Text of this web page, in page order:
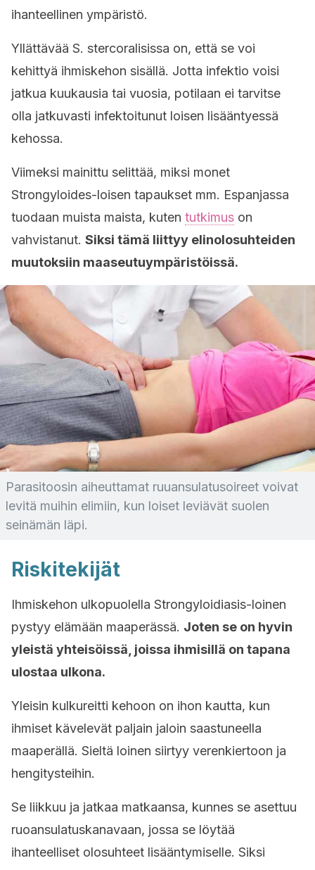
ihanteellinen ympäristö.
Yllättävää S. stercoralisissa on, että se voi
kehittyä ihmiskehon sisällä. Jotta infektio voisi
jatkua kuukausia tai vuosia, potilaan ei tarvitse
olla jatkuvasti infektoitunut loisen lisääntyessä
kehossa.
Viimeksi mainittu selittää, miksi monet
Strongyloides-loisen tapaukset mm. Espanjassa
tuodaan muista maista, kuten tutkimus on
vahvistanut. Siksi tämä liittyy elinolosuhteiden
muutoksiin maaseutuympäristöissä.
Parasitoosin aiheuttamat ruuansulatusoireet voivat
levitä muihin elimiin, kun loiset leviävät suolen
seinämän läpi.
Riskitekijät
Ihmiskehon ulkopuolella Strongyloidiasis-loinen
pystyy elämään maaperässä. Joten se on hyvin
yleistä yhteisöissä, joissa ihmisillä on tapana
ulostaa ulkona.
Yleisin kulkureitti kehoon on ihon kautta, kun
ihmiset kävelevät paljain jaloin saastuneella
maaperällä. Sieltä loinen siirtyy verenkiertoon ja
hengitysteihin.
Se liikkuu ja jatkaa matkaansa, kunnes se asettuu
ruoansulatuskanavaan, jossa se löytää
ihanteelliset olosuhteet lisääntymiselle. Siksi